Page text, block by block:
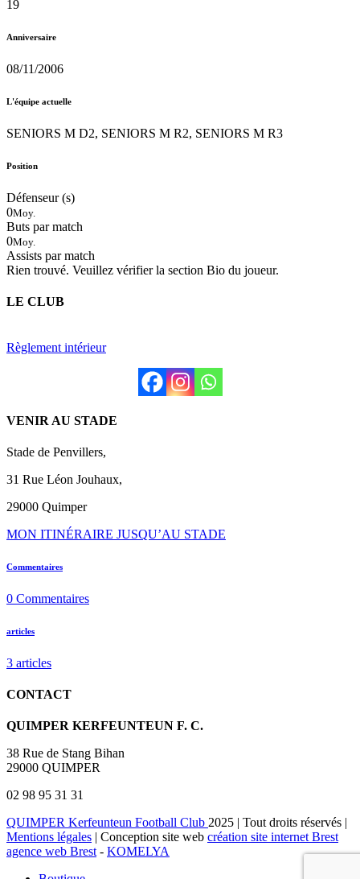
19
Anniversaire
08/11/2006
L'équipe actuelle
SENIORS M D2, SENIORS M R2, SENIORS M R3
Position
Défenseur (s)
0Moy.
Buts par match
0Moy.
Assists par match
Rien trouvé. Veuillez vérifier la section Bio du joueur.
LE CLUB
Règlement intérieur
VENIR AU STADE
Stade de Penvillers,
31 Rue Léon Jouhaux,
29000 Quimper
MON ITINÉRAIRE JUSQU’AU STADE
Commentaires
0 Commentaires
articles
3 articles
CONTACT
QUIMPER KERFEUNTEUN F. C.
38 Rue de Stang Bihan
29000 QUIMPER
02 98 95 31 31
QUIMPER Kerfeunteun Football Club 2025 | Tout droits réservés |
Mentions légales | Conception site web création site internet Brest
agence web Brest - KOMELYA